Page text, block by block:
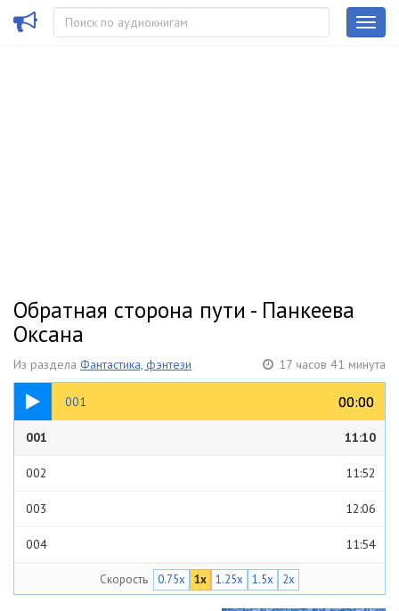
Обратная сторона пути - Панкеева
Оксана
Из раздела Фантастика, фэнтези 17 часов 41 минута
001 00:00
00:00
11:10
001 11:10
002 11:52
003 12:06
004 11:54
Скорость 0.75x 1x 1.25x 1.5x 2x